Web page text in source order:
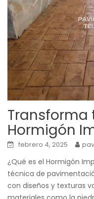
Transforma
Hormigón
febrero 4, 2025
¿Qué es el Hormigón
técnica de
con diseños y texturas